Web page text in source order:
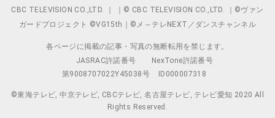
CBC TELEVISION CO.,LTD. ｜ ｜© CBC TELEVISION CO.,LTD. ｜©ヴァン
ガードプロジェクト ©VG15th｜©メ～テレNEXT／ダンスチャンネル
各ページに掲載の記事・写真の無断転用を禁じます。
JASRAC許諾番号
NexTone許諾番号
第9008707022Y45038号
ID000007318
©東海テレビ, 中京テレビ, CBCテレビ, 名古屋テレビ, テレビ愛知 2020 All
Rights Reserved.